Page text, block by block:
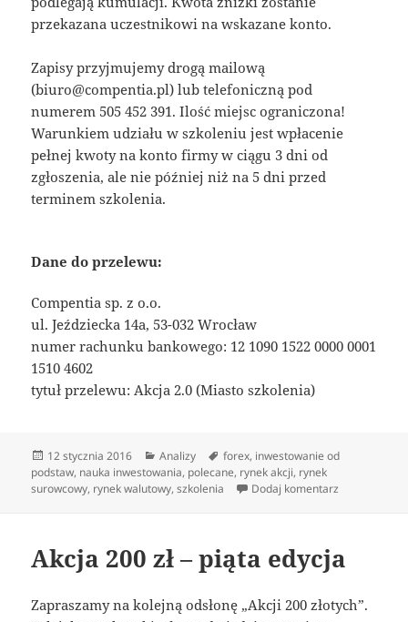
przekazana uczestnikowi na wskazane konto.
Zapisy przyjmujemy drogą mailową
(biuro@compentia.pl) lub telefoniczną pod
numerem 505 452 391. Ilość miejsc ograniczona!
Warunkiem udziału w szkoleniu jest wpłacenie
pełnej kwoty na konto firmy w ciągu 3 dni od
zgłoszenia, ale nie później niż na 5 dni przed
terminem szkolenia.
Dane do przelewu:
Compentia sp. z o.o.
ul. Jeździecka 14a, 53-032 Wrocław
numer rachunku bankowego: 12 1090 1522 0000 0001
1510 4602
tytuł przelewu: Akcja 2.0 (Miasto szkolenia)
Data
publikacji
12 stycznia 2016 Kategorie
Analizy Tagi
forex, inwestowanie od
podstaw, nauka inwestowania, polecane, rynek akcji, rynek
surowcowy, rynek walutowy,szkolenia Dodaj komentarz
Akcja 200 zł – piąta edycja
Zapraszamy na kolejną odsłonę „Akcji 200 złotych”.